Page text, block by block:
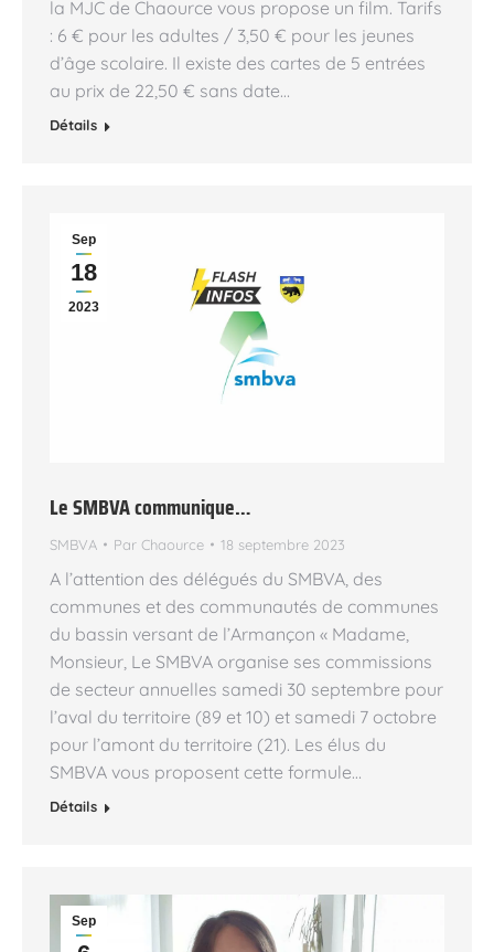
la MJC de Chaource vous propose un film. Tarifs
: 6 € pour les adultes / 3,50 € pour les jeunes
d’âge scolaire. Il existe des cartes de 5 entrées
au prix de 22,50 € sans date…
Détails
Sep
18
2023
Le SMBVA communique…
SMBVA Par Chaource 18 septembre 2023
A l’attention des délégués du SMBVA, des
communes et des communautés de communes
du bassin versant de l’Armançon « Madame,
Monsieur, Le SMBVA organise ses commissions
de secteur annuelles samedi 30 septembre pour
l’aval du territoire (89 et 10) et samedi 7 octobre
pour l’amont du territoire (21). Les élus du
SMBVA vous proposent cette formule…
Détails
Sep